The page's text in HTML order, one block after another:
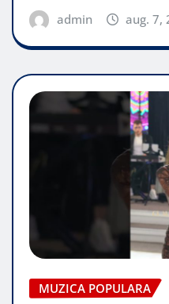
admin aug. 7,
MUZICA POPULARA